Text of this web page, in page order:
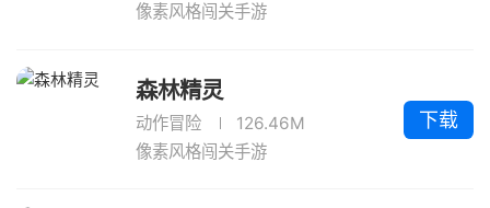
像素风格闯关手游
森林精灵
动作冒险
126.46M
像素风格闯关手游
下载